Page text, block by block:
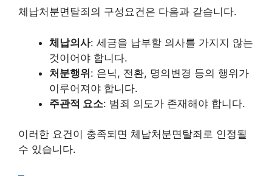
체납처분면탈죄의 구성요건은 다음과 같습니다.
체납의사: 세금을 납부할 의사를 가지지 않는
것이어야 합니다.
처분행위: 은닉, 전환, 명의변경 등의 행위가
이루어져야 합니다.
주관적 요소: 범죄 의도가 존재해야 합니다.
이러한 요건이 충족되면 체납처분면탈죄로 인정될
수 있습니다.